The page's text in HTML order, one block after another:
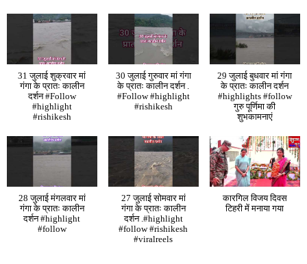
31 जुलाई शुक्रवार मां
गंगा के प्रातः कालीन
दर्शन #Follow
#highlight
#rishikesh
30 जुलाई गुरुवार मां गंगा
के प्रातः कालीन दर्शन .
#Follow #highlight
#rishikesh
29 जुलाई बुधवार मां गंगा
के प्रातः कालीन दर्शन
#highlights #follow
गुरु पूर्णिमा की
शुभकामनाएं
28 जुलाई मंगलवार मां
गंगा के प्रातः कालीन
दर्शन #highlight
#follow
27 जुलाई सोमवार मां
गंगा के प्रातः कालीन
दर्शन .#highlight
#follow #rishikesh
#viralreels
कारगिल विजय दिवस
टिहरी में मनाया गया